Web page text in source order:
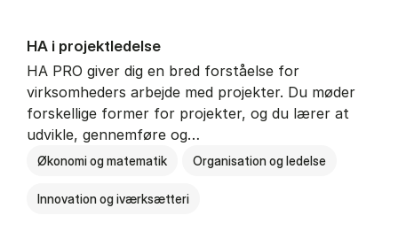
HA i pro­jekt­le­del­se
HA PRO giver dig en bred forståelse for
virksomheders arbejde med projekter. Du møder
forskellige former for projekter, og du lærer at
udvikle, gennemføre og…
Økonomi og matematik Organisation og ledelse
Innovation og iværksætteri